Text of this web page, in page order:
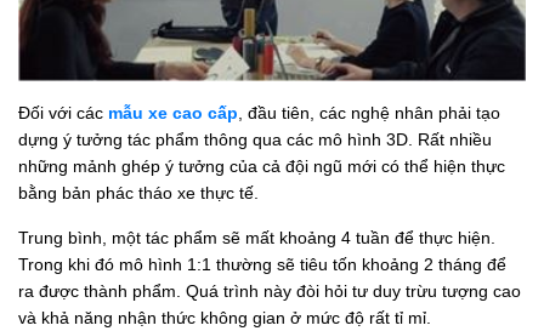
Đối với các mẫu xe cao cấp , đầu tiên, các nghệ nhân phải tạo
dựng ý tưởng tác phẩm thông qua các mô hình 3D. Rất nhiều
những mảnh ghép ý tưởng của cả đội ngũ mới có thể hiện thực
bằng bản phác tháo xe thực tế.
Trung bình, một tác phẩm sẽ mất khoảng 4 tuần để thực hiện.
Trong khi đó mô hình 1:1 thường sẽ tiêu tốn khoảng 2 tháng để
ra được thành phẩm. Quá trình này đòi hỏi tư duy trừu tượng cao
và khả năng nhận thức không gian ở mức độ rất tỉ mỉ.